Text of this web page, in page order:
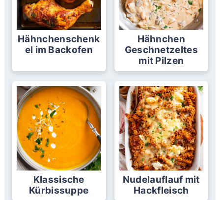
Hähnchenschenk
el im Backofen
Hähnchen
Geschnetzeltes
mit Pilzen
Klassische
Kürbissuppe
Nudelauflauf mit
Hackfleisch